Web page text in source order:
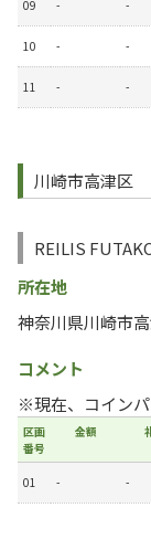
09 - -
10 - -
11 - -
川崎市高津区
REILIS
所在地
神奈川県川崎市
コメント
※現在、コインパ
区画
番号
金額
01 - -